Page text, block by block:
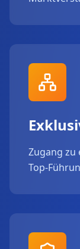
Zugang zu
Top-